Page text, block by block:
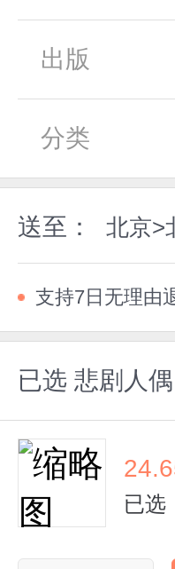
出版
分类
送至： 北京>
支持7日无理由
已选 悲剧人偶
已选